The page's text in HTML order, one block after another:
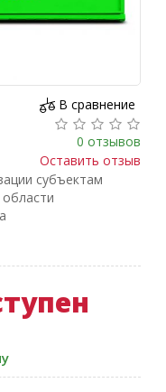
В сравнение
0 отзывов
Оставить отзыв
субъектам